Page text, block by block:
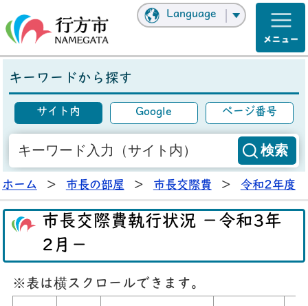
Language
キーワードから探す
サイト内 Google ページ番号
ホーム > 市長の部屋 > 市長交際費 > 令和2年度
市長交際費執行状況 －令和3年
2月－
※表は横スクロールできます。